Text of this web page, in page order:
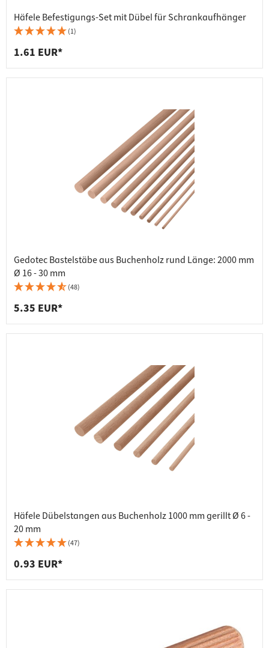
Häfele Befestigungs-Set mit Dübel für Schrankaufhänger
(1)
1.61 EUR*
Gedotec Bastelstäbe aus Buchenholz rund Länge: 2000 mm
Ø 16 - 30 mm
(48)
5.35 EUR*
Häfele Dübelstangen aus Buchenholz 1000 mm gerillt Ø 6 -
20 mm
(47)
0.93 EUR*